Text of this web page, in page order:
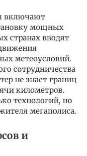
включают
мощных
странах вводят
метеоусловий.
сотрудничества
не знает границ
километров.
технологий, но
мегаполиса.
и